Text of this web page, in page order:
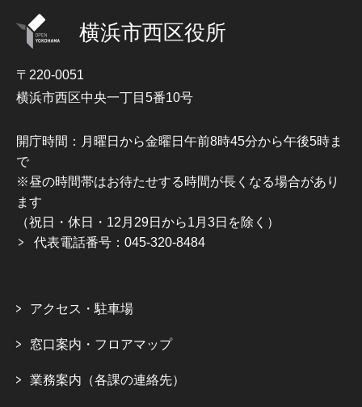
横浜市西区役所
〒220-0051
横浜市西区中央一丁目5番10号
開庁時間：月曜日から金曜日午前8時45分から午後5時ま
で
※昼の時間帯はお待たせする時間が長くなる場合があり
ます
（祝日・休日・12月29日から1月3日を除く）
代表電話番号：045-320-8484
アクセス・駐車場
窓口案内・フロアマップ
業務案内（各課の連絡先）